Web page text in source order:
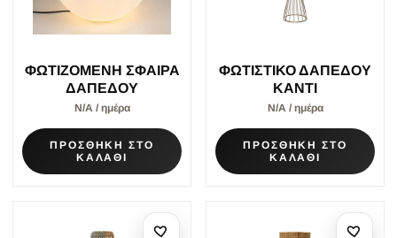
ΦΩΤΙΖΟΜΕΝΗ ΣΦΑΙΡΑ
ΔΑΠΕΔΟΥ
Ν/Α / ημέρα
ΠΡΟΣΘΗΚΗ ΣΤΟ
ΚΑΛΑΘΙ
ΦΩΤΙΣΤΙΚΟ ΔΑΠΕΔΟΥ
KANTI
Ν/Α / ημέρα
ΠΡΟΣΘΗΚΗ ΣΤΟ
ΚΑΛΑΘΙ